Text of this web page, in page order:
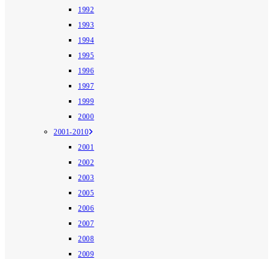
1992
1993
1994
1995
1996
1997
1999
2000
2001-2010
2001
2002
2003
2005
2006
2007
2008
2009